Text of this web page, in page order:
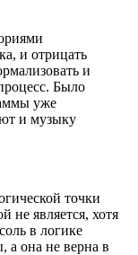
и отрицать
и
Было
уже
и музыку
точки
не является, хотя
в логике
а она не верна в